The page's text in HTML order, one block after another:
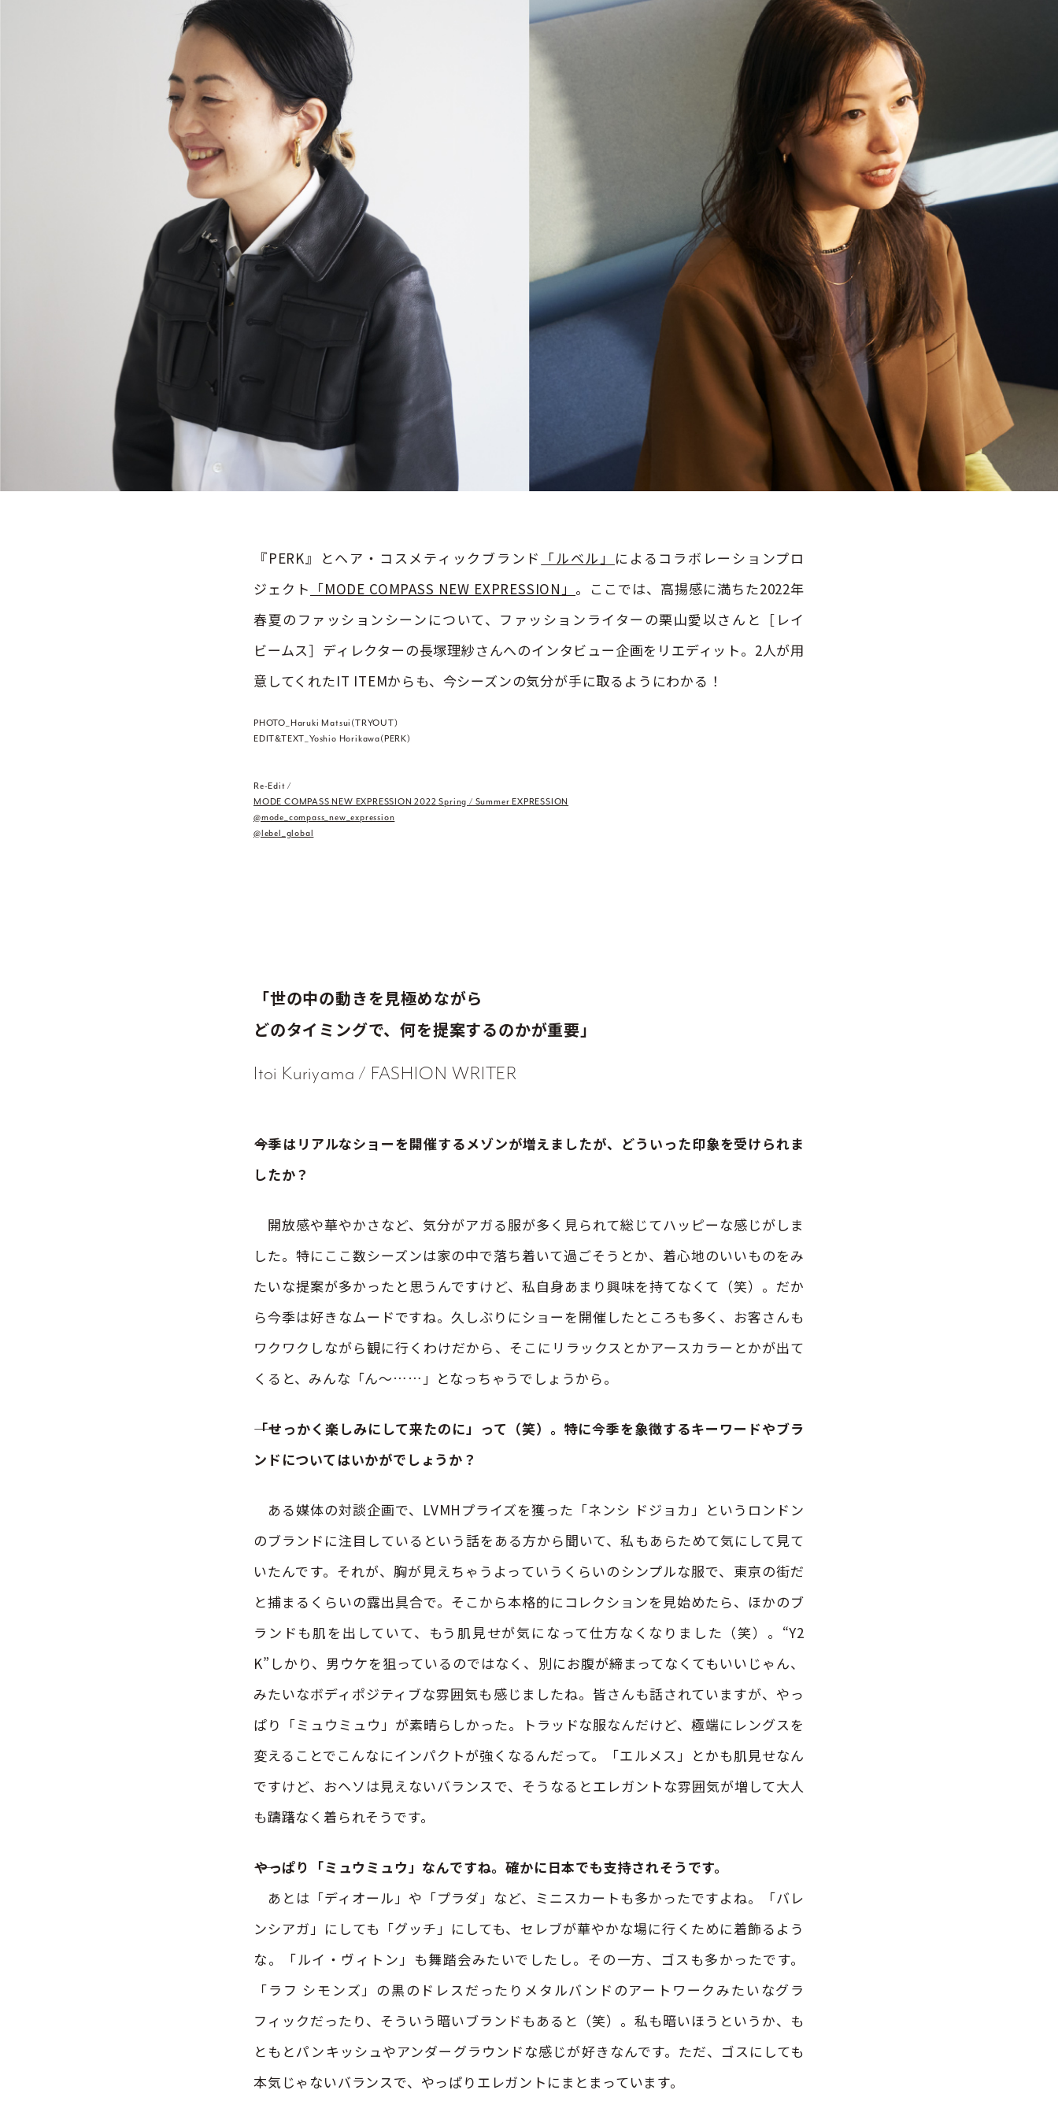
『PERK』とヘア・コスメティックブランド 「ルベル」 によるコラボレーションプロ
ジェクト 「MODE COMPASS NEW EXPRESSION」 。ここでは、高揚感に満ちた2022年
春夏のファッションシーンについて、ファッションライターの栗山愛以さんと［レイ
ビームス］ディレクターの長塚理紗さんへのインタビュー企画をリエディット。2人が用
意してくれたIT ITEMからも、今シーズンの気分が手に取るようにわかる！
PHOTO_Haruki Matsui(TRYOUT)
EDIT&TEXT_Yoshio Horikawa(PERK)
Re-Edit /
MODE COMPASS NEW EXPRESSION 2022 Spring / Summer EXPRESSION
@mode_compass_new_expression
@lebel_global
「世の中の動きを見極めながら
どのタイミングで、何を提案するのかが重要」
Itoi Kuriyama / FASHION WRITER
――今季はリアルなショーを開催するメゾンが増えましたが、どういった印象を受けられま
したか？
開放感や華やかさなど、気分がアガる服が多く見られて総じてハッピーな感じがしま
した。特にここ数シーズンは家の中で落ち着いて過ごそうとか、着心地のいいものをみ
たいな提案が多かったと思うんですけど、私自身あまり興味を持てなくて（笑）。だか
ら今季は好きなムードですね。久しぶりにショーを開催したところも多く、お客さんも
ワクワクしながら観に行くわけだから、そこにリラックスとかアースカラーとかが出て
くると、みんな「ん～……」となっちゃうでしょうから。
――「せっかく楽しみにして来たのに」って（笑）。特に今季を象徴するキーワードやブラ
ンドについてはいかがでしょうか？
ある媒体の対談企画で、LVMHプライズを獲った「ネンシ ドジョカ」というロンドン
のブランドに注目しているという話をある方から聞いて、私もあらためて気にして見て
いたんです。それが、胸が見えちゃうよっていうくらいのシンプルな服で、東京の街だ
と捕まるくらいの露出具合で。そこから本格的にコレクションを見始めたら、ほかのブ
ランドも肌を出していて、もう肌見せが気になって仕方なくなりました（笑）。“Y2
K”しかり、男ウケを狙っているのではなく、別にお腹が締まってなくてもいいじゃん、
みたいなボディポジティブな雰囲気も感じましたね。皆さんも話されていますが、やっ
ぱり「ミュウミュウ」が素晴らしかった。トラッドな服なんだけど、極端にレングスを
変えることでこんなにインパクトが強くなるんだって。「エルメス」とかも肌見せなん
ですけど、おヘソは見えないバランスで、そうなるとエレガントな雰囲気が増して大人
も躊躇なく着られそうです。
――やっぱり「ミュウミュウ」なんですね。確かに日本でも支持されそうです。
あとは「ディオール」や「プラダ」など、ミニスカートも多かったですよね。「バレ
ンシアガ」にしても「グッチ」にしても、セレブが華やかな場に行くために着飾るよう
な。「ルイ・ヴィトン」も舞踏会みたいでしたし。その一方、ゴスも多かったです。
「ラフ シモンズ」の黒のドレスだったりメタルバンドのアートワークみたいなグラ
フィックだったり、そういう暗いブランドもあると（笑）。私も暗いほうというか、も
ともとパンキッシュやアンダーグラウンドな感じが好きなんです。ただ、ゴスにしても
本気じゃないバランスで、やっぱりエレガントにまとまっています。